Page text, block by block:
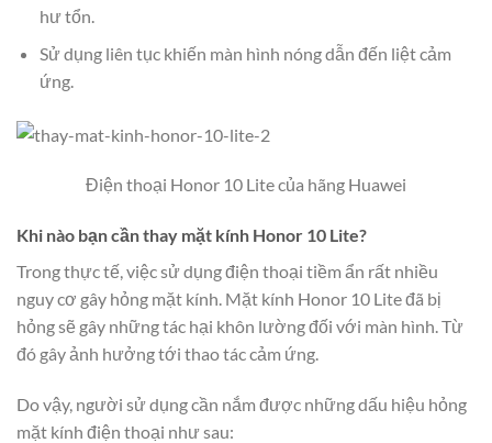
hư tổn.
Sử dụng liên tục khiến màn hình nóng dẫn đến liệt cảm
ứng.
Điện thoại Honor 10 Lite của hãng Huawei
Khi nào bạn cần thay mặt kính Honor 10 Lite?
Trong thực tế, việc sử dụng điện thoại tiềm ẩn rất nhiều
nguy cơ gây hỏng mặt kính. Mặt kính Honor 10 Lite đã bị
hỏng sẽ gây những tác hại khôn lường đối với màn hình. Từ
đó gây ảnh hưởng tới thao tác cảm ứng.
Do vậy, người sử dụng cần nắm được những dấu hiệu hỏng
mặt kính điện thoại như sau: